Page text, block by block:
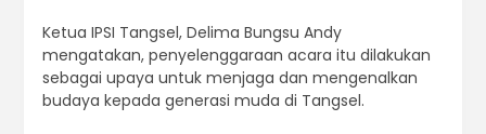
Ketua IPSI Tangsel, Delima Bungsu Andy
mengatakan, penyelenggaraan acara itu dilakukan
sebagai upaya untuk menjaga dan mengenalkan
budaya kepada generasi muda di Tangsel.